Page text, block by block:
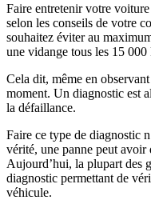
Faire entretenir votre
selon les conseils de votre
souhaitez éviter au
une vidange tous les 15
Cela dit, même en
moment. Un diagnostic est
la défaillance.
Faire ce type de diagnostic
vérité, une panne peut avoir
Aujourd’hui, la plupart des
diagnostic permettant de
véhicule.